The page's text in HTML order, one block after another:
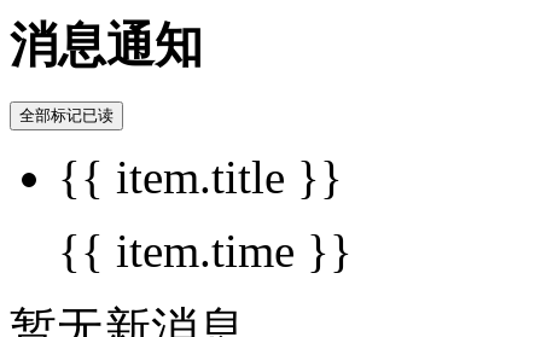
消息通知
全部标记已读
{{ item.title }}
{{ item.time }}